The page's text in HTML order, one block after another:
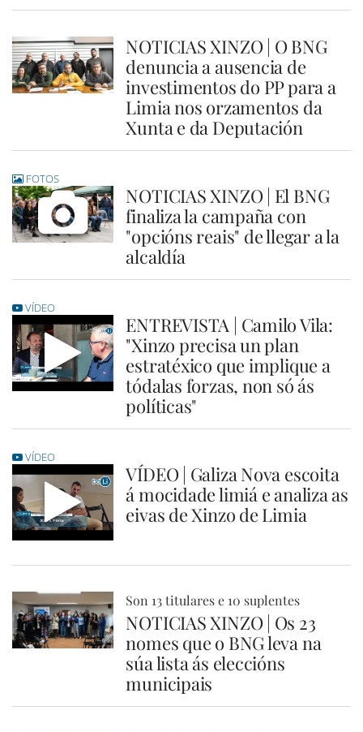
NOTICIAS XINZO | O BNG
denuncia a ausencia de
investimentos do PP para a
Limia nos orzamentos da
Xunta e da Deputación
FOTOS
NOTICIAS XINZO | El BNG
finaliza la campaña con
"opcións reais" de llegar a la
alcaldía
VÍDEO
ENTREVISTA | Camilo Vila:
"Xinzo precisa un plan
estratéxico que implique a
tódalas forzas, non só ás
políticas"
VÍDEO
VÍDEO | Galiza Nova escoita
á mocidade limiá e analiza as
eivas de Xinzo de Limia
Son 13 titulares e 10 suplentes
NOTICIAS XINZO | Os 23
nomes que o BNG leva na
súa lista ás eleccións
municipais